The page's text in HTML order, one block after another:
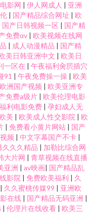
影网 | 伊人网成人 | 亚洲
| 国产精品综合网址 | 欧
国产日韩视频一区 | 国产精
免费αv | 欧美视频在线网
| 成人动漫精品 | 国产精
美日韩亚洲中文 | 欧美日
一区在 | 午夜福利肏屄插穴
91 | 午夜免费操一操 | 欧美
欧洲国产视频 | 欧美亚洲专
免费a级片 | 欧美伦理电影
利电影免费 | 孕妇成人无
美 | 欧美成人性交影院 | 欧
| 免费看小黄片网站 | 国产
频 | 中文字幕国产不卡 |
久久久精品 | 加勒比综合网
大片网 | 青草视频在线直播
亚洲 | av映画| 国产精品乱
影院 | 免费欧美福利 | 久
| 久久蜜桃传媒99 | 亚洲欧
在线 | 国产精品无码亚洲 |
| 伦理片在线收看 | 欧美三